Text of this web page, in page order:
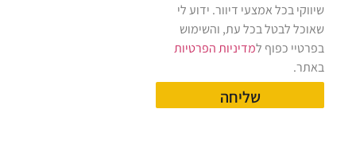
שיווקי בכל אמצעי דיוור. ידוע לי
שאוכל לבטל בכל עת, והשימוש
בפרטיי כפוף למדיניות הפרטיות
באתר.
שליחה